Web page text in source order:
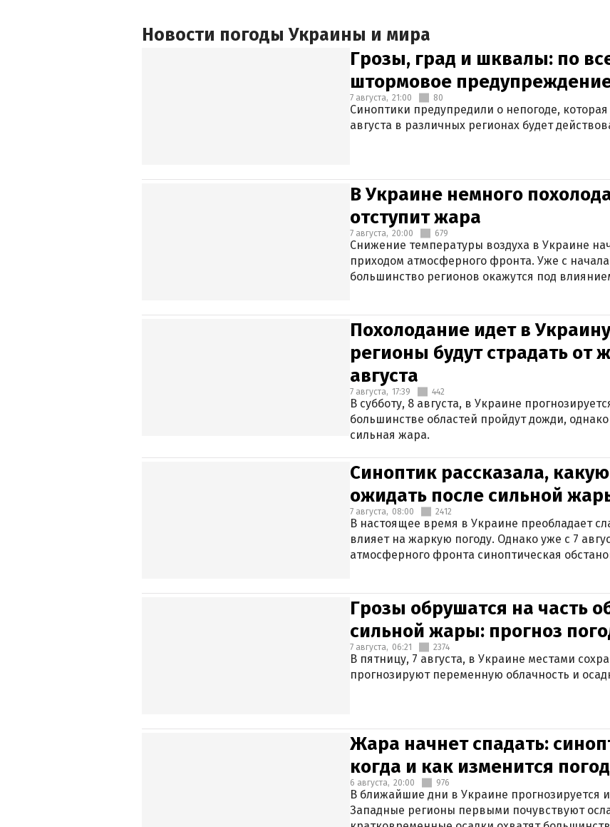
Новости погоды Украины и мира
Грозы, град и шквалы: по
штормовое
7 августа, 21:00 80
Синоптики предупредили о непогоде,
августа в различных регионах будет
В Украине немного
отступит жара
7 августа, 20:00 679
Снижение температуры воздуха в Украине
приходом атмосферного фронта. Уже с
большинство регионов окажутся под
Похолодание идет в
регионы будут страдать от
августа
7 августа, 17:39 442
В субботу, 8 августа, в Украине
большинстве областей пройдут дожди,
сильная жара.
Синоптик рассказала,
ожидать после сильной
7 августа, 08:00 2412
В настоящее время в Украине преобладает
влияет на жаркую погоду. Однако уже с 7
атмосферного фронта синоптическая
Грозы обрушатся на часть
сильной жары: прогноз
7 августа, 06:21 2374
В пятницу, 7 августа, в Украине местами
прогнозируют переменную облачность и
Жара начнет спадать:
когда и как изменится
6 августа, 20:00 976
В ближайшие дни в Украине прогнозируется
Западные регионы первыми почувствуют